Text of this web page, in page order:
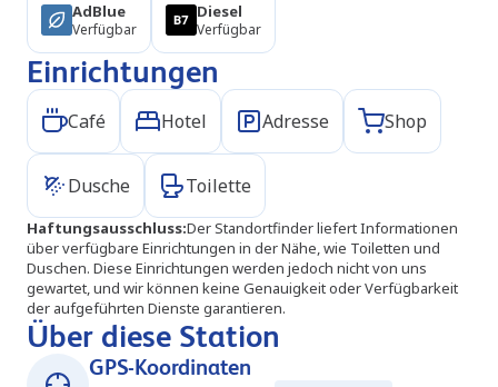
AdBlue
Verfügbar
Diesel
Verfügbar
Einrichtungen
Café Hotel Adresse Shop
Dusche Toilette
Haftungsausschluss:Der Standortfinder liefert Informationen
über verfügbare Einrichtungen in der Nähe, wie Toiletten und
Duschen. Diese Einrichtungen werden jedoch nicht von uns
gewartet, und wir können keine Genauigkeit oder Verfügbarkeit
der aufgeführten Dienste garantieren.
Über diese Station
GPS-Koordinaten